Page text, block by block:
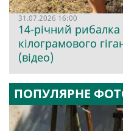
31.07.2026 16:00
14-річний рибалка
кілограмового
(відео)
ПОПУЛЯРНЕ